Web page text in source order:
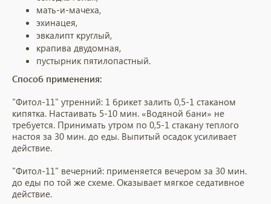
мать-и-мачеха,
эхинацея,
эвкалипт круглый,
крапива двудомная,
пустырник пятилопастный.
Способ применения:
"Фитол-11" утренний: 1 брикет залить 0,5-1 стаканом
кипятка. Настаивать 5-10 мин. «Водяной бани» не
требуется. Принимать утром по 0,5-1 стакану теплого
настоя за 30 мин. до еды. Выпитый осадок усиливает
действие.
"Фитол-11" вечерний: применяется вечером за 30 мин.
до еды по той же схеме. Оказывает мягкое седативное
действие.